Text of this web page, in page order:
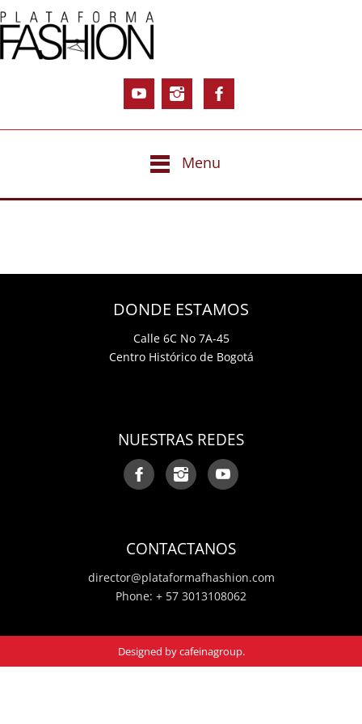
Menu
DONDE ESTAMOS
Calle 6C No 7A-45
Centro Histórico de Bogotá
NUESTRAS REDES
CONTACTANOS
director@plataformafhashion.com
Phone: + 57 3013108062
Designed bycafeinagroup.